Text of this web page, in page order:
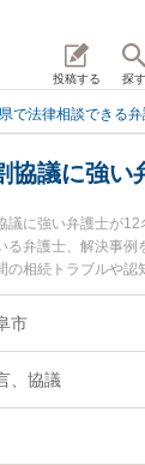
投稿する 探す
で法律相談できる
協議に強い
議に強い弁護士が
弁護士、解決事例
の相続トラブルや認
でき便利です。特に
リーベスト法律事
すぐに弁護士に相談
の弁護士を検索し
市内の弁護士に相談
市
、協議